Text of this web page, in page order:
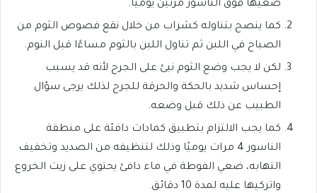
ضعيها فوق الناسور مرتين يوميًا.
كما ينصح بتناوله كشراب من خلال نقع فصوص الثوم من
الصباح في اللبن ثم تناول اللبن بالثوم مساءًا قبل النوم.
لكن لا يجب وضع الثوم نيئ على الجرح لأنه قد يسبب
إحساس شديد بالحكة والحرقة للجرح لذلك يرجى سؤال
الطبيب عن ذلك قبل وضعه.
كما يجب الالتزام بتطبيق كمادات دافئة على منطقة
الناسور 4 مرات يوميًا وذلك لتنظيفه من الصديد وتخفيف
التهابه، ضعي الفوطة في ماء دافئ يحتوي على زيت الخروع
واتركيها عليه لمدة 10 دقائق.